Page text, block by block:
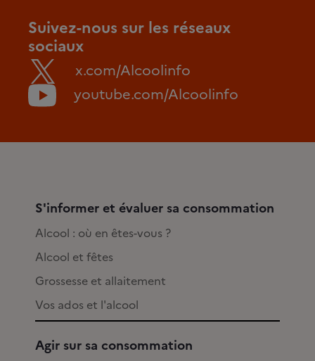
Suivez-nous sur les réseaux
sociaux
x.com/Alcoolinfo
youtube.com/Alcoolinfo
S'informer et évaluer sa consommation
Alcool : où en êtes-vous ?
Alcool et fêtes
Grossesse et allaitement
Vos ados et l'alcool
Agir sur sa consommation